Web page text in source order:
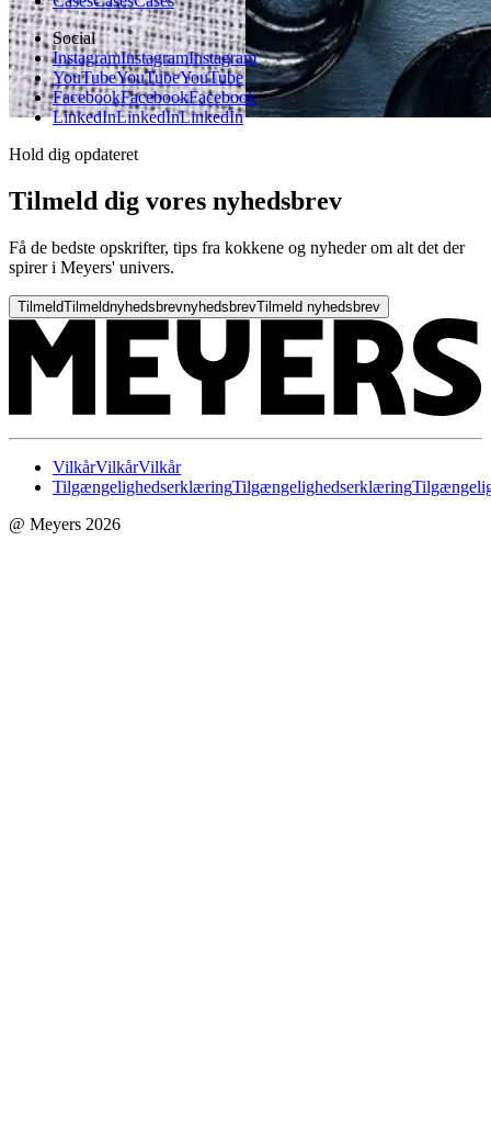
Social
InstagramInstagramInstagram
YouTubeYouTubeYouTube
FacebookFacebookFacebook
LinkedInLinkedInLinkedIn
Hold dig opdateret
Tilmeld dig vores nyhedsbrev
Få de bedste opskrifter, tips fra kokkene og nyheder om alt det der
spirer i Meyers' univers.
TilmeldTilmeldnyhedsbrevnyhedsbrevTilmeld nyhedsbrev
VilkårVilkårVilkår
TilgængelighedserklæringTilgængelighedserklæring
@ Meyers 2026